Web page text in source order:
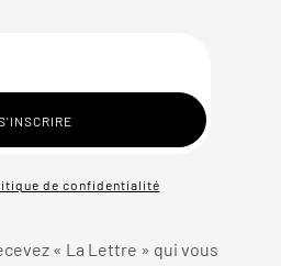
de confidentialité
« La Lettre » qui vous